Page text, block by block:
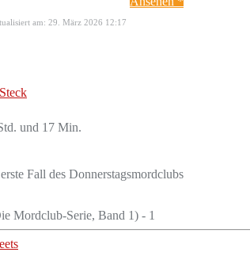
am: 29. März 2026 12:17
und 17 Min.
Fall des Donnerstagsmordclubs